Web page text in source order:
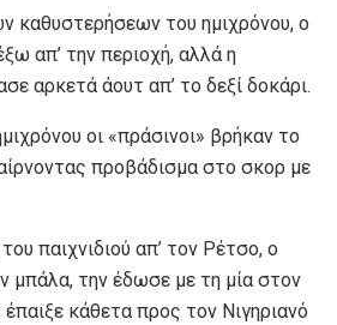
καθυστερήσεων του ημιχρόνου, ο
απ’ την περιοχή, αλλά η
αρκετά άουτ απ’ το δεξί δοκάρι.
οι «πράσινοι» βρήκαν το
προβάδισμα στο σκορ με
παιχνιδιού απ’ τον Ρέτσο, ο
μπάλα, την έδωσε με τη μία στον
κάθετα προς τον Νιγηριανό